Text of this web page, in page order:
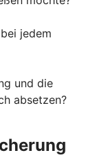
jedem
und die
absetzen?